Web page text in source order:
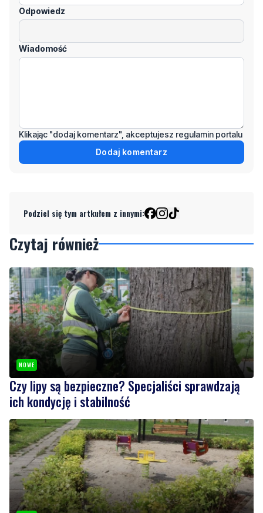
Odpowiedz
Wiadomość
Klikając "dodaj komentarz", akceptujesz regulamin portalu
Dodaj komentarz
Podziel się tym artkułem z innymi:
Czytaj również
NOWE
Czy lipy są bezpieczne? Specjaliści sprawdzają
ich kondycję i stabilność